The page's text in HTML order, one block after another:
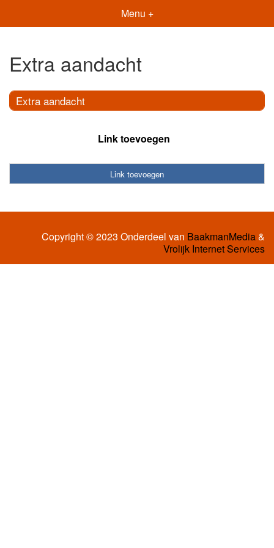
Menu +
Extra aandacht
Extra aandacht
Link toevoegen
Link toevoegen
Copyright © 2023 Onderdeel van BaakmanMedia&
Vrolijk Internet Services